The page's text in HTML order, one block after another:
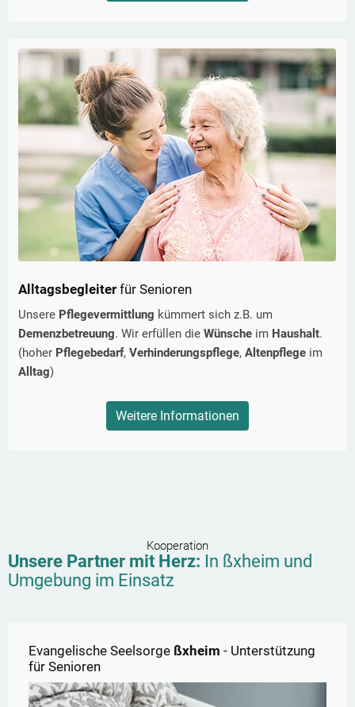
Alltagsbegleiter für Senioren
Unsere Pflegevermittlung kümmert sich z.B. um
Demenzbetreuung. Wir erfüllen die Wünsche im Haushalt.
(hoher Pflegebedarf, Verhinderungspflege, Altenpflege im
Alltag)
Weitere Informationen
Kooperation
Unsere Partner mit Herz: In ßxheim und
Umgebung im Einsatz
Evangelische Seelsorge ßxheim - Unterstützung
für Senioren